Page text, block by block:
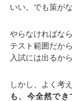
いい。でも策が
やらなければな
テスト範囲だから
入試には出るから
しかし、よく考
も、今全然でき